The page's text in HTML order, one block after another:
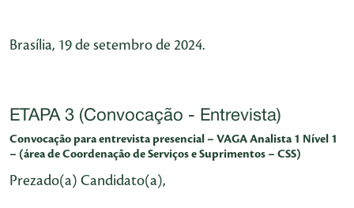
Brasília, 19 de setembro de 2024.
ETAPA 3 (Convocação - Entrevista)
Convocação para entrevista presencial – VAGA Analista 1 Nível 1
– (área de Coordenação de Serviços e Suprimentos – CSS)
Prezado(a) Candidato(a),